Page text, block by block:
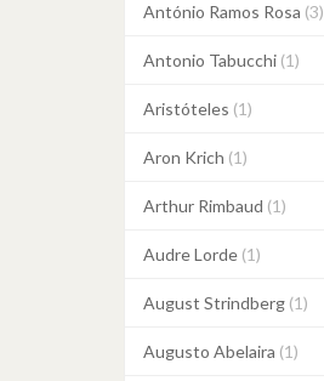
António Ramos Rosa (3)
Antonio Tabucchi (1)
Aristóteles (1)
Aron Krich (1)
Arthur Rimbaud (1)
Audre Lorde (1)
August Strindberg (1)
Augusto Abelaira (1)